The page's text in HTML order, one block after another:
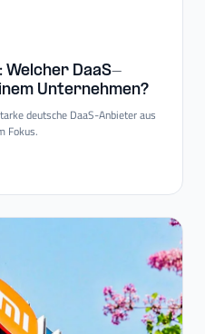
Welcher DaaS-​
Unternehmen?
deutsche DaaS-Anbieter aus
Fokus.